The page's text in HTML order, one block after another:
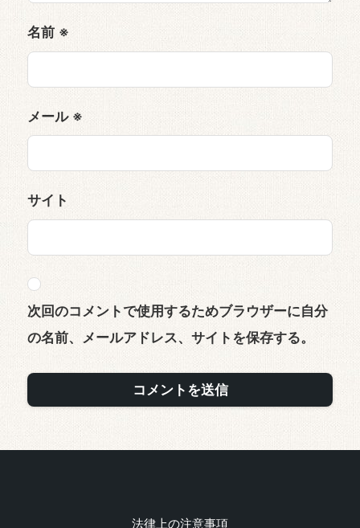
名前 ※
メール ※
サイト
次回のコメントで使用するためブラウザーに自分
の名前、メールアドレス、サイトを保存する。
法律上の注意事項